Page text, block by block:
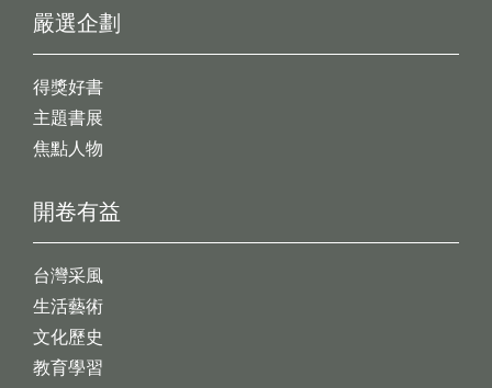
開卷有益
台灣采風
生活藝術
文化歷史
教育學習
嚴選企劃
得獎好書
主題書展
焦點人物